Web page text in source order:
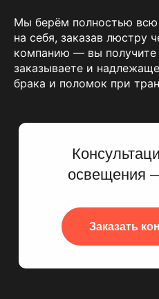
Мы берём полностью всю
на себя, заказав люстру
компанию — вы получите
заказываете и
брака и поломок при
освещения
Заказать